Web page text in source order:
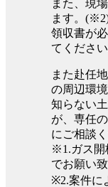
また、現
ます。
領収書が
てください
また赴任
の周辺環
知らない
が、専任
にご相談
※1.ガス開
でお願い致
※2.案件に